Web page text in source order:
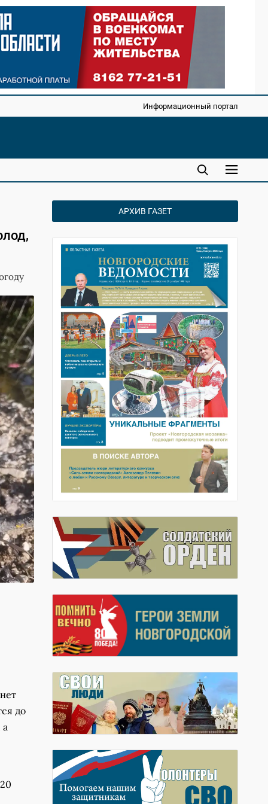
Информационный портал
до
а
АРХИВ ГАЗЕТ